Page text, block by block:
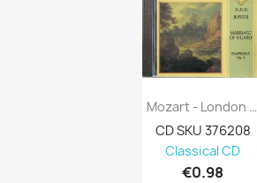
Mozart - London Philharmonic Käytetty CD...
CD SKU 376208
Classical CD
€0.98